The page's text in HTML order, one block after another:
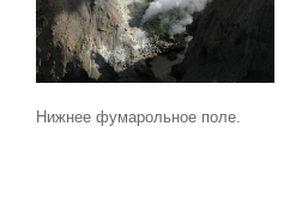
Нижнее фумарольное поле.